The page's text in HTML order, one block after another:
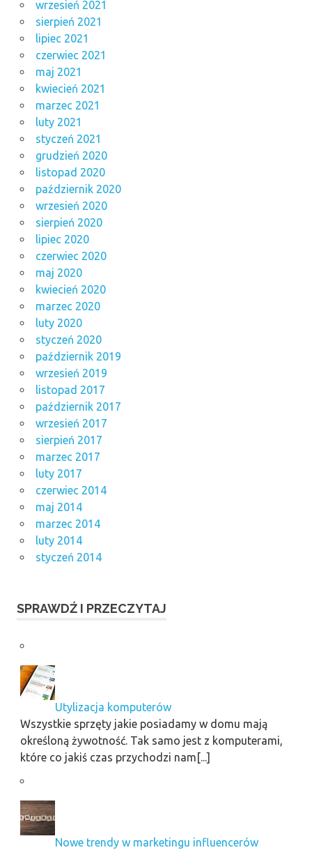
wrzesień 2021
sierpień 2021
lipiec 2021
czerwiec 2021
maj 2021
kwiecień 2021
marzec 2021
luty 2021
styczeń 2021
grudzień 2020
listopad 2020
październik 2020
wrzesień 2020
sierpień 2020
lipiec 2020
czerwiec 2020
maj 2020
kwiecień 2020
marzec 2020
luty 2020
styczeń 2020
październik 2019
wrzesień 2019
listopad 2017
październik 2017
wrzesień 2017
sierpień 2017
marzec 2017
luty 2017
czerwiec 2014
maj 2014
marzec 2014
luty 2014
styczeń 2014
SPRAWDŹ I PRZECZYTAJ
Utylizacja komputerów
Wszystkie sprzęty jakie posiadamy w domu mają
określoną żywotność. Tak samo jest z komputerami,
które co jakiś czas przychodzi nam[...]
Nowe trendy w marketingu influencerów